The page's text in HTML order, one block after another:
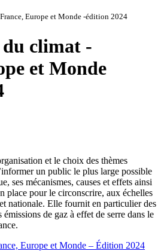
Europe et Monde -édition 2024
climat -
et Monde
et le choix des thèmes
un public le plus large possible
ses mécanismes, causes et effets ainsi
place pour le circonscrire, aux échelles
nationale. Elle fournit en particulier des
émissions de gaz à effet de serre dans le
Europe et Monde – Édition 2024